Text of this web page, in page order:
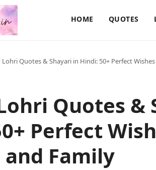
HOME QUOTES
Quotes & Shayari in Hindi: 50+ Perfect
Quotes &
Perfect
and Family